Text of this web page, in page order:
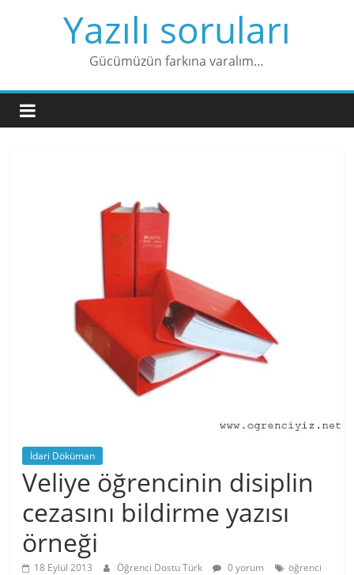
Yazılı soruları
Gücümüzün farkına varalım…
İdari Döküman
Veliye öğrencinin disiplin
cezasını bildirme yazısı
örneği
18 Eylül 2013 Öğrenci Dostu Türk 0 yorum
öğrenci